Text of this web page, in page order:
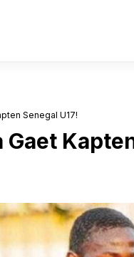
Senegal U17!